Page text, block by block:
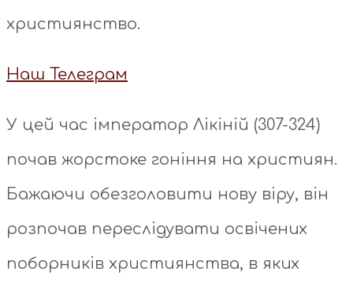
християнство.
Наш Телеграм
У цей час імператор Лікіній (307-324)
почав жорстоке гоніння на християн.
Бажаючи обезголовити нову віру, він
розпочав переслідувати освічених
поборників християнства, в яких